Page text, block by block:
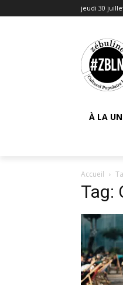
jeudi 30
À LA
Accueil
Tag: